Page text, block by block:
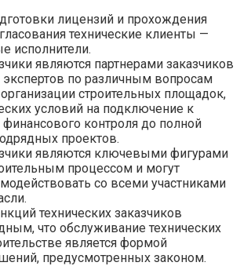
лицензий и прохождения
технические клиенты —
исполнители.
являются партнерами заказчиков
по различным вопросам
организации строительных площадок,
условий на подключение к
контроля до полной
проектов.
являются ключевыми фигурами
процессом и могут
со всеми участниками
технических заказчиков
что обслуживание технических
является формой
предусмотренных законом.